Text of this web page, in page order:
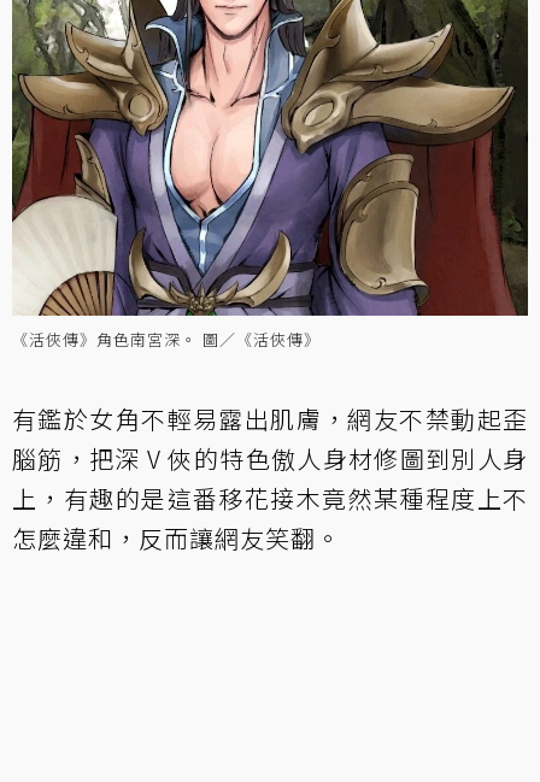
《活俠傳》角色南宮深。 圖／《活俠傳》
有鑑於女角不輕易露出肌膚，網友不禁動起歪
腦筋，把深 V 俠的特色傲人身材修圖到別人身
上，有趣的是這番移花接木竟然某種程度上不
怎麼違和，反而讓網友笑翻。